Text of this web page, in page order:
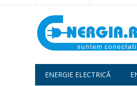
ENERGIE ELECTRICĂ